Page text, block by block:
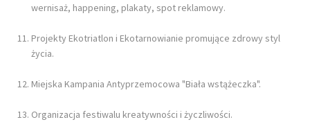
wernisaż, happening, plakaty, spot reklamowy.
Projekty Ekotriatlon i Ekotarnowianie promujące zdrowy styl
życia.
Miejska Kampania Antyprzemocowa "Biała wstążeczka".
Organizacja festiwalu kreatywności i życzliwości.